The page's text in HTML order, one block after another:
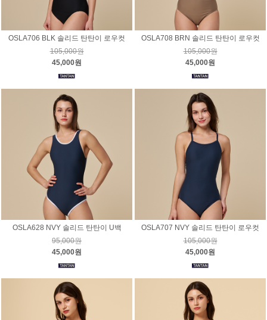
OSLA706 BLK 솔리드 탄탄이 로우컷
105,000원
45,000원
OSLA708 BRN 솔리드 탄탄이 로우컷
105,000원
45,000원
OSLA628 NVY 솔리드 탄탄이 U백
95,000원
45,000원
OSLA707 NVY 솔리드 탄탄이 로우컷
105,000원
45,000원